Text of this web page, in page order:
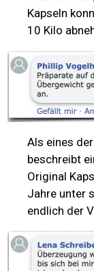
Kapseln
10 Kilo
Als eines
beschreibt
Original
Jahre unter
endlich der